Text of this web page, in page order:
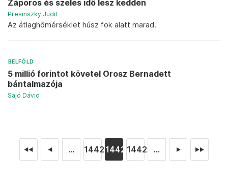
Záporos és szeles idő lesz kedden
Presinszky Judit
Az átlaghőmérséklet húsz fok alatt marad.
BELFÖLD
5 millió forintot követel Orosz Bernadett
bántalmazója
Sajó Dávid
◄◄ ◄ ... 144261442714428 ... ► ►►